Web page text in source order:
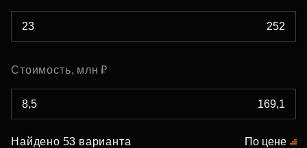
Стоимость, млн ₽
Найдено 53 варианта По цене